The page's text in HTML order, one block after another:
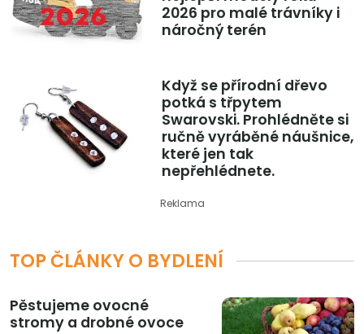
2026 pro malé trávníky i
náročný terén
Když se přírodní dřevo
potká s třpytem
Swarovski. Prohlédněte si
ručně vyráběné náušnice,
které jen tak
nepřehlédnete.
Reklama
TOP ČLÁNKY O BYDLENÍ
Pěstujeme ovocné
stromy a drobné ovoce